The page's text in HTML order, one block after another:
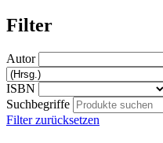
Filter
Autor
ISBN
Suchbegriffe
Filter zurücksetzen